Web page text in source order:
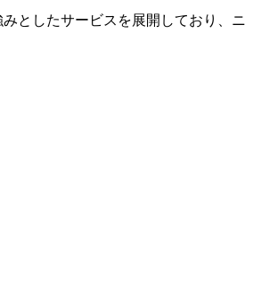
としたサービスを展開しており、ニ